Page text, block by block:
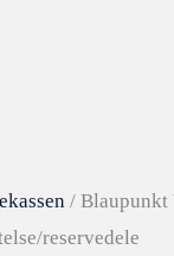
/ Blaupunkt
reservedele